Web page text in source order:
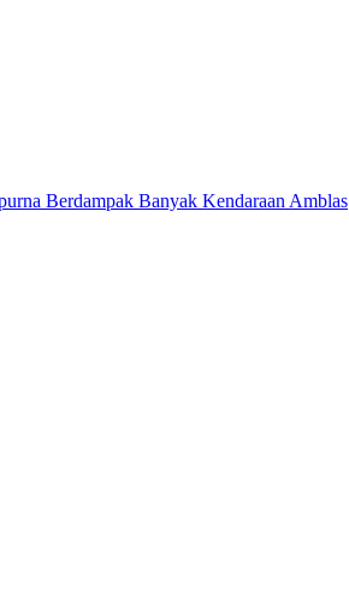
Berdampak Banyak Kendaraan Amblas